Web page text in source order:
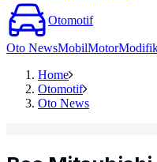
Otomotif
Oto NewsMobilMotor
Home
Otomotif
Oto News